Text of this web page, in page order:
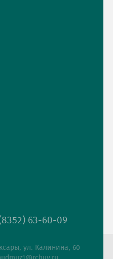
63-60-09
ул. Калинина, 60